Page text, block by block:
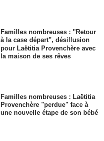
Familles nombreuses : "Retour
à la case départ", désillusion
pour Laëtitia Provenchère avec
la maison de ses rêves
Familles nombreuses : Laëtitia
Provenchère "perdue" face à
une nouvelle étape de son bébé